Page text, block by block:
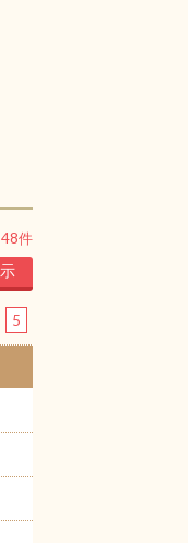
48件
5